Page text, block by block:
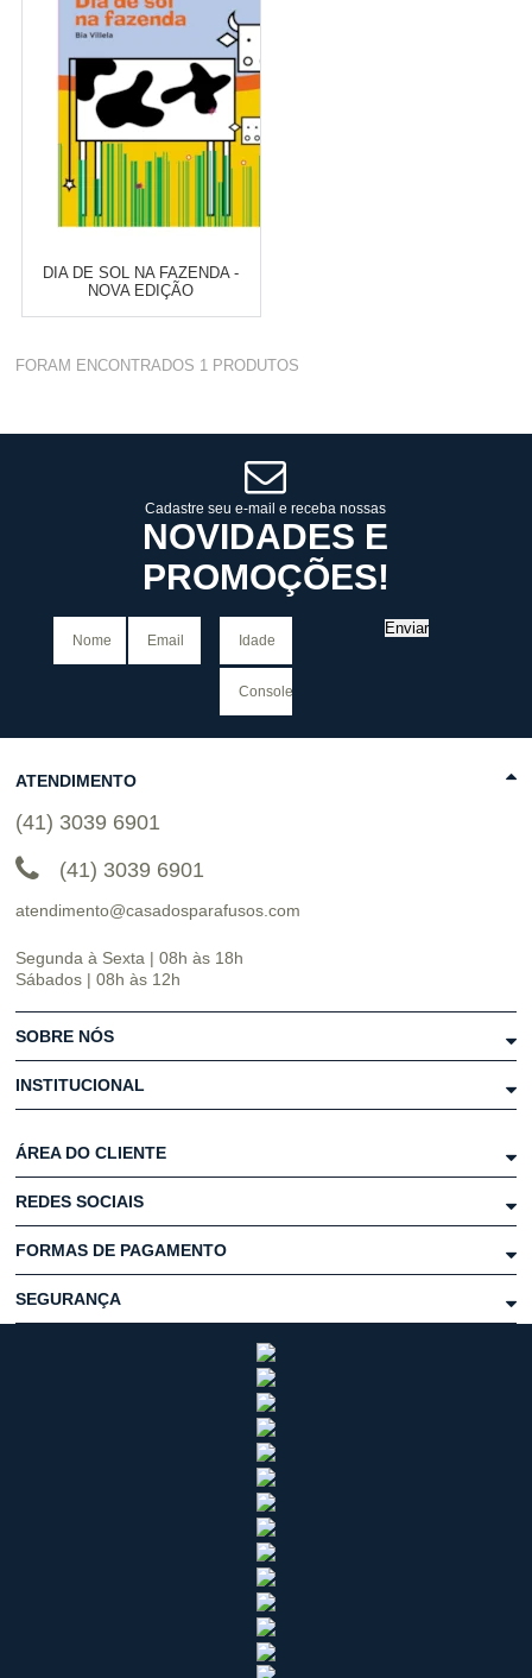
DIA DE SOL NA FAZENDA -
NOVA EDIÇÃO
Varejo: R$ 4.050,70
10 x de R$ 255,09
FORAM ENCONTRADOS 1 PRODUTOS
Cadastre seu e-mail e receba nossas
NOVIDADES E
PROMOÇÕES!
Enviar
ATENDIMENTO
(41) 3039 6901
(41) 3039 6901
atendimento@casadosparafusos.com
Segunda à Sexta | 08h às 18h
Sábados | 08h às 12h
SOBRE NÓS
INSTITUCIONAL
ÁREA DO CLIENTE
REDES SOCIAIS
FORMAS DE PAGAMENTO
SEGURANÇA